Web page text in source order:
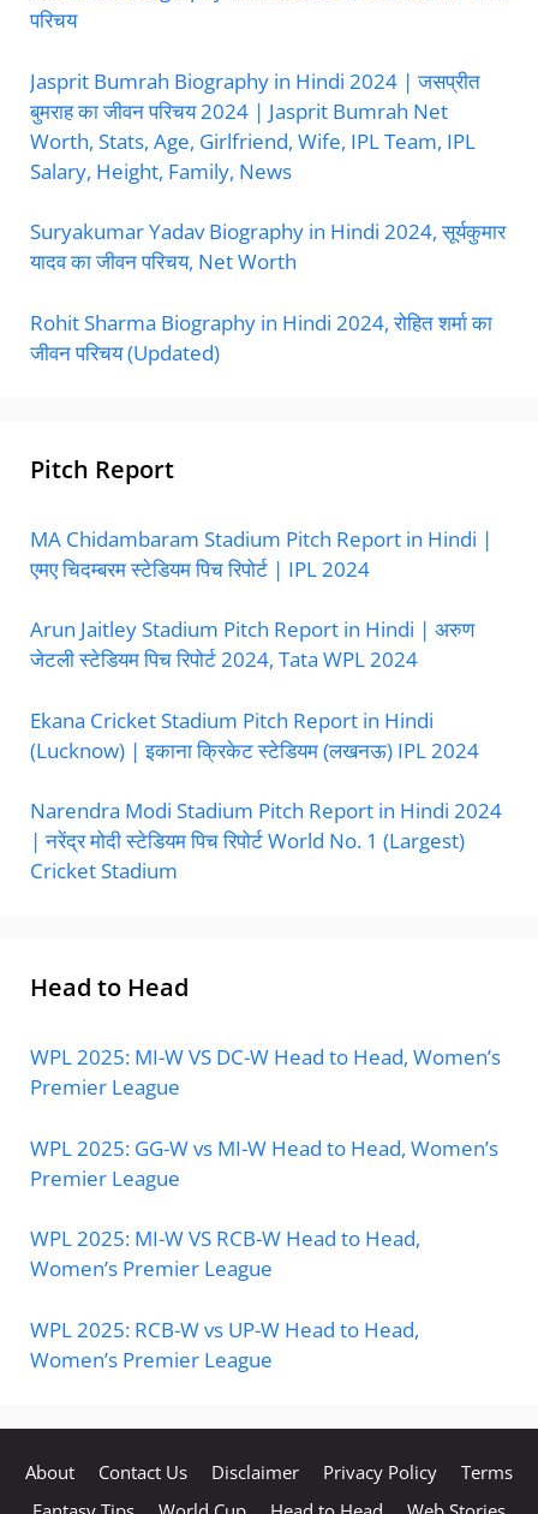
परिचय
Jasprit Bumrah Biography in Hindi 2024 | जसप्रीत
बुमराह का जीवन परिचय 2024 | Jasprit Bumrah Net
Worth, Stats, Age, Girlfriend, Wife, IPL Team, IPL
Salary, Height, Family, News
Suryakumar Yadav Biography in Hindi 2024, सूर्यकुमार
यादव का जीवन परिचय, Net Worth
Rohit Sharma Biography in Hindi 2024, रोहित शर्मा का
जीवन परिचय (Updated)
Pitch Report
MA Chidambaram Stadium Pitch Report in Hindi |
एमए चिदम्बरम स्टेडियम पिच रिपोर्ट | IPL 2024
Arun Jaitley Stadium Pitch Report in Hindi | अरुण
जेटली स्टेडियम पिच रिपोर्ट 2024, Tata WPL 2024
Ekana Cricket Stadium Pitch Report in Hindi
(Lucknow) | इकाना क्रिकेट स्टेडियम (लखनऊ) IPL 2024
Narendra Modi Stadium Pitch Report in Hindi 2024
| नरेंद्र मोदी स्टेडियम पिच रिपोर्ट World No. 1 (Largest)
Cricket Stadium
Head to Head
WPL 2025: MI-W VS DC-W Head to Head, Women’s
Premier League
WPL 2025: GG-W vs MI-W Head to Head, Women’s
Premier League
WPL 2025: MI-W VS RCB-W Head to Head,
Women’s Premier League
WPL 2025: RCB-W vs UP-W Head to Head,
Women’s Premier League
About Contact Us Disclaimer Privacy Policy
Terms